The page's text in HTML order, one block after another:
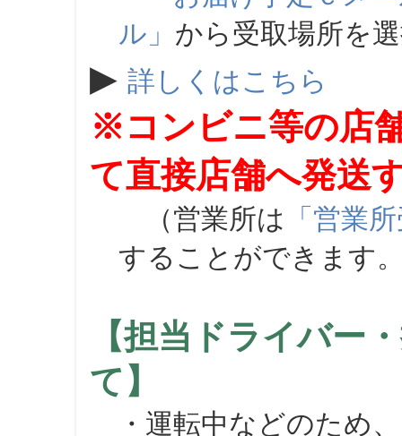
ル」 から受取場所を
▶ 詳しくはこちら
※コンビニ等の店
て直接店舗へ発送
（営業所は 「営業
することができます
【担当ドライバー
て】
・運転中などのため